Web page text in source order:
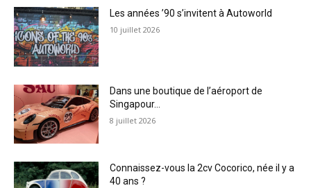
Les années ’90 s’invitent à Autoworld
10 juillet 2026
Dans une boutique de l’aéroport de
Singapour…
8 juillet 2026
Connaissez-vous la 2cv Cocorico, née il y a
40 ans ?